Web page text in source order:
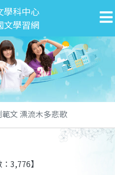
學科中心
文學習網
文 漂流木多悲歌
：3,776】